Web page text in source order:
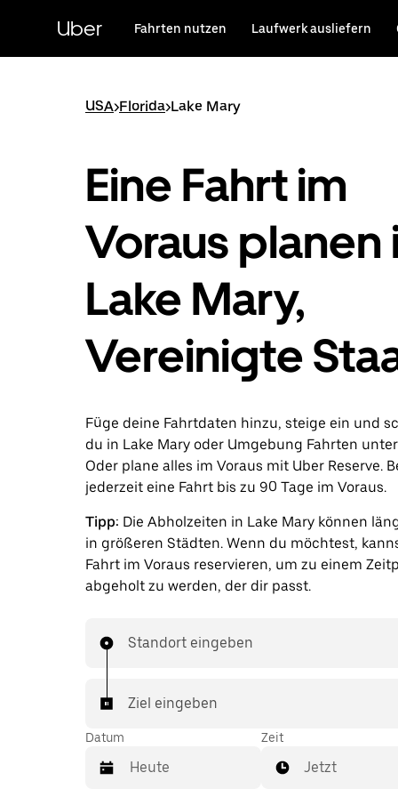
HauptinhaltUber Fahrten nutzen Laufwerk ausliefern
USA>Florida>Lake Mary
Eine Fahrt im
Voraus planen
Lake Mary,
Vereinigte
Füge deine Fahrtdaten hinzu, steige ein und
du in Lake Mary oder Umgebung Fahrten
Oder plane alles im Voraus mit Uber Reserve.
jederzeit eine Fahrt bis zu 90 Tage im Voraus.
Tipp: Die Abholzeiten in Lake Mary können
in größeren Städten. Wenn du möchtest,
Fahrt im Voraus reservieren, um zu einem
abgeholt zu werden, der dir passt.
Standort eingeben
Ziel eingeben
Datum Zeit
Jetzt